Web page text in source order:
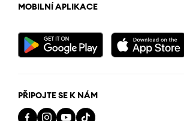
MOBILNÍ APLIKACE
PŘIPOJTE SE K NÁM